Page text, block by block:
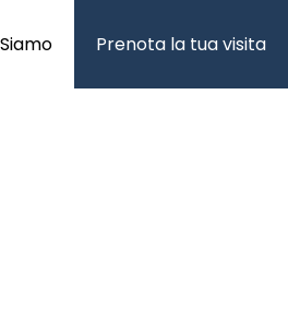
Prenota la tua visita